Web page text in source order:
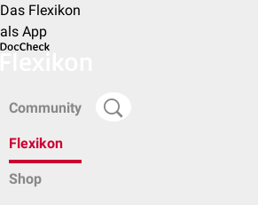
Das Flexikon
als App
Community
Flexikon
Shop